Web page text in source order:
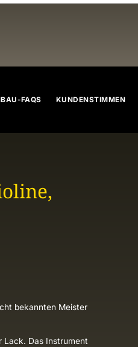
FAQS KUNDENSTIMMEN
Cellobogen
bekannten Meister
Lack. Das Instrument